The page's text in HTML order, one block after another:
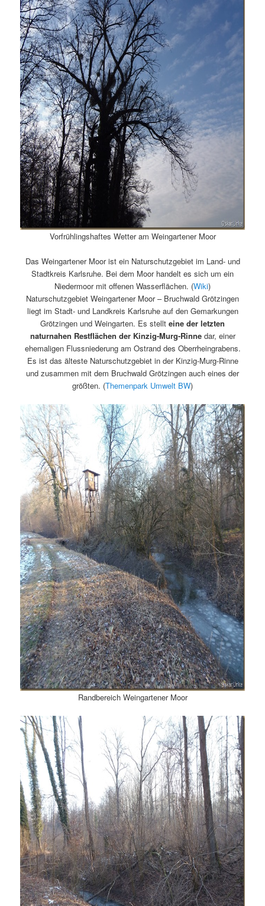
Vorfrühlingshaftes Wetter am Weingartener Moor
Das Weingartener Moor ist ein Naturschutzgebiet im Land- und
Stadtkreis Karlsruhe. Bei dem Moor handelt es sich um ein
Niedermoor mit offenen Wasserflächen. (Wiki)
Naturschutzgebiet Weingartener Moor – Bruchwald Grötzingen
liegt im Stadt- und Landkreis Karlsruhe auf den Gemarkungen
Grötzingen und Weingarten. Es stellt eine der letzten
naturnahen Restflächen der Kinzig-Murg-Rinnedar, einer
ehemaligen Flussniederung am Ostrand des Oberrheingrabens.
Es ist das älteste Naturschutzgebiet in der Kinzig-Murg-Rinne
und zusammen mit dem Bruchwald Grötzingen auch eines der
größten. (Themenpark Umwelt BW)
Randbereich Weingartener Moor